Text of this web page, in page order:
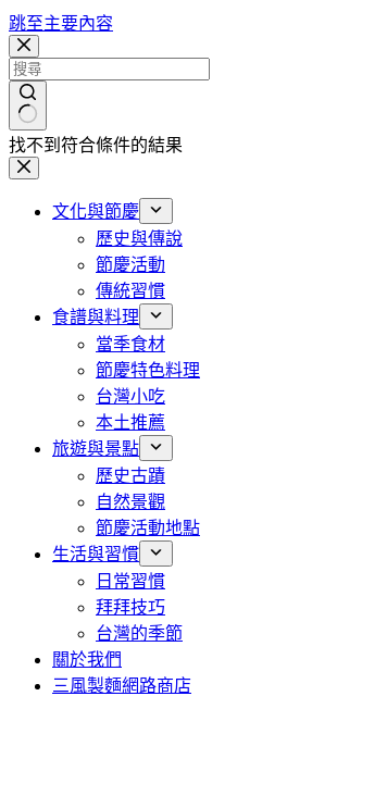
跳至主要內容
找不到符合條件的結果
文化與節慶
歷史與傳說
節慶活動
傳統習慣
食譜與料理
當季食材
節慶特色料理
台灣小吃
本土推薦
旅遊與景點
歷史古蹟
自然景觀
節慶活動地點
生活與習慣
日常習慣
拜拜技巧
台灣的季節
關於我們
三風製麵網路商店